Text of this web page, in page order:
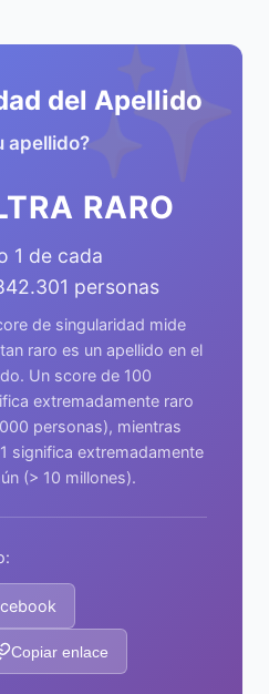
✨
del Apellido
apellido?
RARO
1 de cada
personas
de singularidad mide
raro es un apellido en el
Un score de 100
extremadamente raro
personas), mientras
significa extremadamente
(> 10 millones).
Copiar enlace